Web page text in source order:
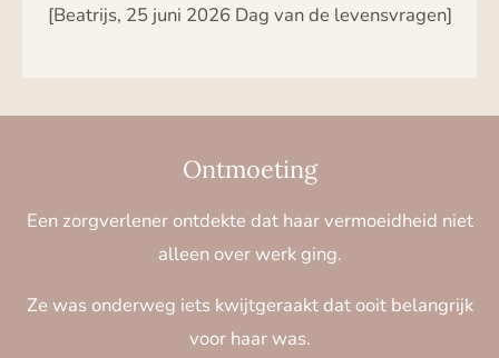
[Beatrijs, 25 juni 2026 Dag van de levensvragen]
Ontmoeting
Een zorgverlener ontdekte dat haar vermoeidheid niet
alleen over werk ging.
Ze was onderweg iets kwijtgeraakt dat ooit belangrijk
voor haar was.